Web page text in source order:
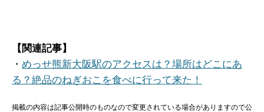
【関連記事】
・ めっせ熊新大阪駅のアクセスは？場所はどこにあ
る？絶品のねぎおこを食べに行って来た！
掲載の内容は記事公開時のものなので変更されている場合がありますので公